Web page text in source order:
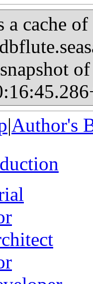
a cache of
|Author's